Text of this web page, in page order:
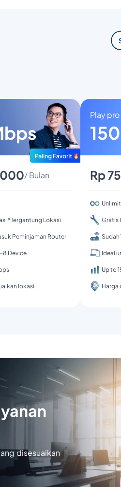
/ Bulan
*Tergantung Lokasi
Peminjaman Router
8 Device
lokasi
Play pro
Rp
Gratis
Sudah
Ideal
Up to
Harga
disesuaikan